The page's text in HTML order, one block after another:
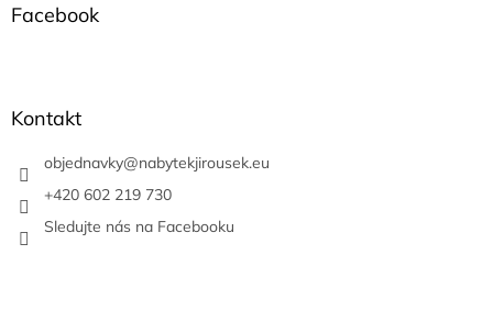
Facebook
Kontakt
objednavky@nabytekjirousek.eu
+420 602 219 730
Sledujte nás na Facebooku